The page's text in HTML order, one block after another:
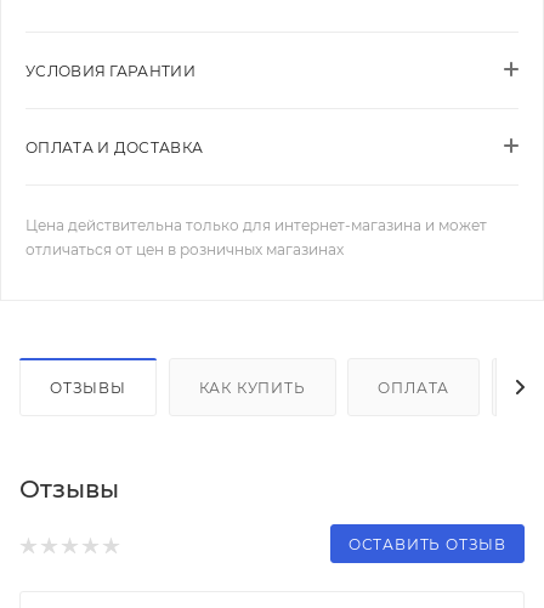
УСЛОВИЯ ГАРАНТИИ
ОПЛАТА И ДОСТАВКА
Цена действительна только для интернет-магазина и может
отличаться от цен в розничных магазинах
ОТЗЫВЫ КАК КУПИТЬ ОПЛАТА
Отзывы
ОСТАВИТЬ ОТЗЫВ